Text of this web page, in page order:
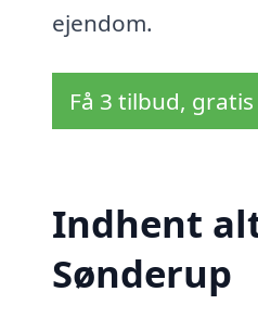
ejendom.
Få 3 tilbud,
Indhent
Sønderup